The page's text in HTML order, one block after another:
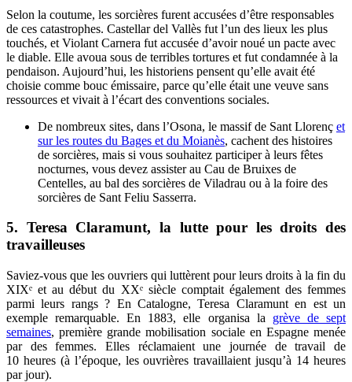
Selon la coutume, les sorcières furent accusées d’être responsables
de ces catastrophes. Castellar del Vallès fut l’un des lieux les plus
touchés, et Violant Carnera fut accusée d’avoir noué un pacte avec
le diable. Elle avoua sous de terribles tortures et fut condamnée à la
pendaison. Aujourd’hui, les historiens pensent qu’elle avait été
choisie comme bouc émissaire, parce qu’elle était une veuve sans
ressources et vivait à l’écart des conventions sociales.
De nombreux sites, dans l’Osona, le massif de Sant Llorenç et
sur les routes du Bages et du Moianès, cachent des histoires
de sorcières, mais si vous souhaitez participer à leurs fêtes
nocturnes, vous devez assister au Cau de Bruixes de
Centelles, au bal des sorcières de Viladrau ou à la foire des
sorcières de Sant Feliu Sasserra.
5. Teresa Claramunt, la lutte pour les droits des
travailleuses
Saviez-vous que les ouvriers qui luttèrent pour leurs droits à la fin du
XIXᵉ et au début du XXᵉ siècle comptait également des femmes
parmi leurs rangs ? En Catalogne, Teresa Claramunt en est un
exemple remarquable. En 1883, elle organisa la grève de sept
semaines, première grande mobilisation sociale en Espagne menée
par des femmes. Elles réclamaient une journée de travail de
10 heures (à l’époque, les ouvrières travaillaient jusqu’à 14 heures
par jour).